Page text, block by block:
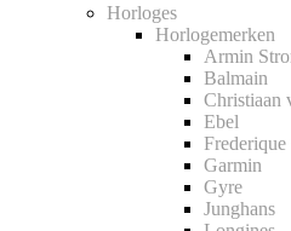
Horloges
Horlogemerken
Armin
Balmain
Christiaan
Ebel
Frederique
Garmin
Gyre
Junghans